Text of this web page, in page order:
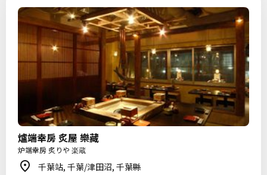
爐端幸房 炙屋 樂藏
炉端幸房 炙りや 楽蔵
千葉站, 千葉/津田沼, 千葉縣